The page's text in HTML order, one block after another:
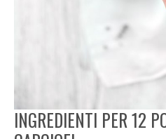
INGREDIENTI PER 12